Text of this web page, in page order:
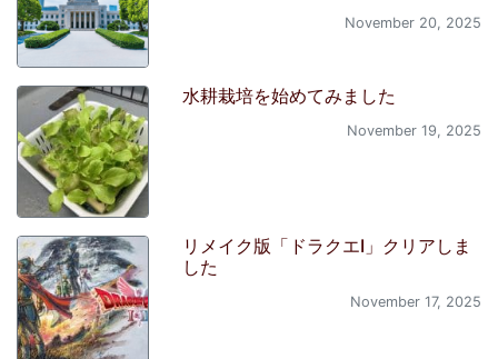
November 20, 2025
水耕栽培を始めてみました
November 19, 2025
リメイク版「ドラクエI」クリアしま
した
November 17, 2025